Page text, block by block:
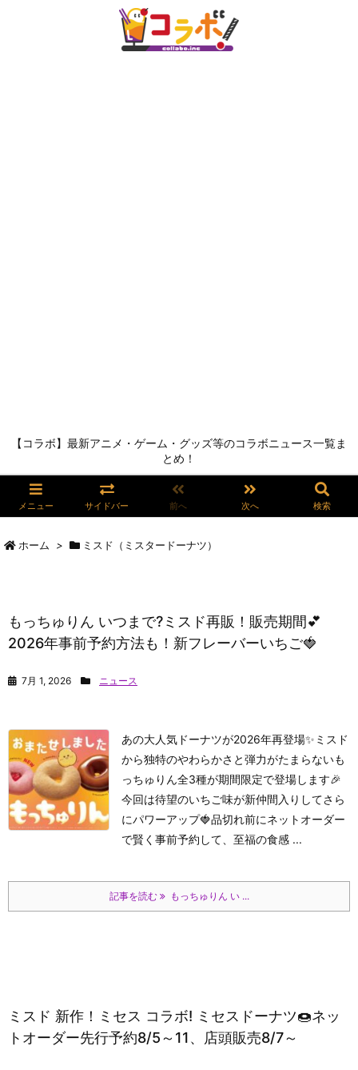
【コラボ】最新アニメ・ゲーム・グッズ等のコラボニュース一覧ま
とめ！
メニュー サイドバー 前へ 次へ 検索
ホーム > ミスド（ミスタードーナツ）
もっちゅりん いつまで?ミスド再販！販売期間💕
2026年事前予約方法も！新フレーバーいちご🍓
7月 1, 2026 ニュース
あの大人気ドーナツが2026年再登場✨ミスド
から独特のやわらかさと弾力がたまらないも
っちゅりん全3種が期間限定で登場します🎉
今回は待望のいちご味が新仲間入りしてさら
にパワーアップ🍓品切れ前にネットオーダー
で賢く事前予約して、至福の食感 ...
記事を読む もっちゅりん い ...
ミスド 新作！ミセス コラボ! ミセスドーナツ🍩ネッ
トオーダー先行予約8/5～11、店頭販売8/7～